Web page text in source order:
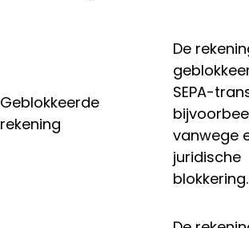
Geblokkeerde
rekening
De
SEPA-
vanwege
juridische
blokkering.